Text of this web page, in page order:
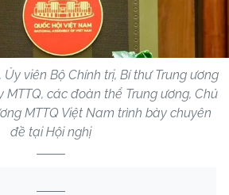
Ủy viên Bộ Chính trị, Bí thư Trung ương
các đoàn thể Trung ương, Chủ
MTTQ Việt Nam trình bày chuyên
đề tại Hội nghị